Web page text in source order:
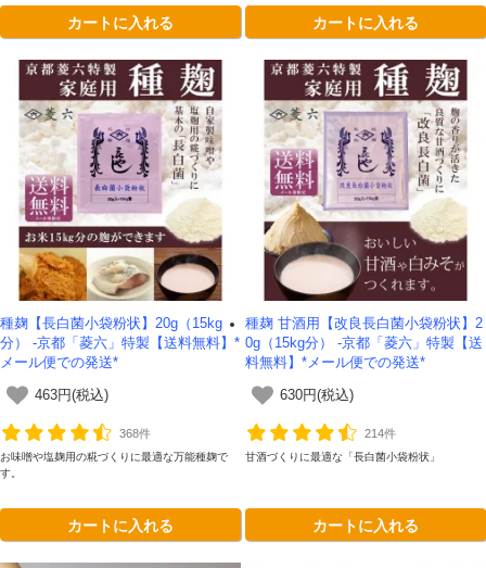
カートに入れる カートに入れる
種麹【長白菌小袋粉状】20g（15kg
分） -京都「菱六」特製【送料無料】*
メール便での発送*
463円(税込)
368件
お味噌や塩麹用の糀づくりに最適な万能種麹で
す。
カートに入れる
種麹 甘酒用【改良長白菌小袋粉状】2
0g（15kg分） -京都「菱六」特製【送
料無料】*メール便での発送*
630円(税込)
214件
甘酒づくりに最適な「長白菌小袋粉状」
カートに入れる